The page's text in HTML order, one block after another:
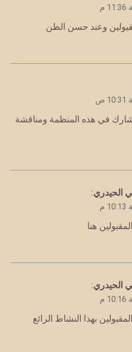
وعند حسن الظن
في هذه المنظمة ومناقشة
الحيدري:
هنا
الحيدري:
بهذا النشاط الرائع